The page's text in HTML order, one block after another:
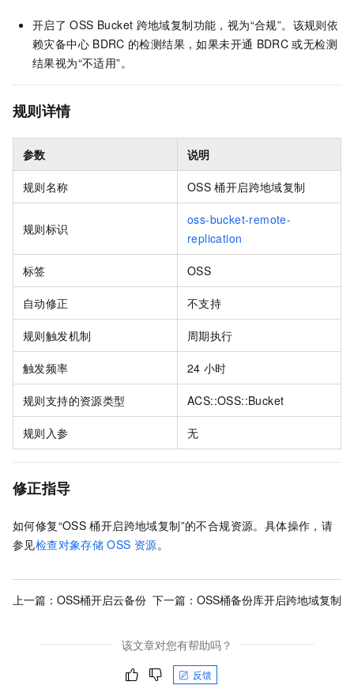
开启了 OSS Bucket 跨地域复制功能，视为“合规”。该规则依
赖灾备中心 BDRC 的检测结果，如果未开通 BDRC 或无检测
结果视为“不适用”。
规则详情
参数 说明
规则名称 OSS 桶开启跨地域复制
规则标识
oss-bucket-remote-
replication
标签 OSS
自动修正 不支持
规则触发机制 周期执行
触发频率 24 小时
规则支持的资源类型 ACS::OSS::Bucket
规则入参 无
修正指导
如何修复“OSS 桶开启跨地域复制”的不合规资源。具体操作，请
参见检查对象存储 OSS 资源。
上一篇： OSS桶开启云备份 下一篇： OSS桶备份库开启跨地域复制
该文章对您有帮助吗？
反馈